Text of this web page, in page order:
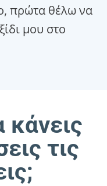
πρώτα θέλω να
μου στο
κάνεις
τις